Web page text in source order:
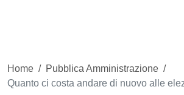
Home / Pubblica Amministrazione /
Quanto ci costa andare di nuovo alle